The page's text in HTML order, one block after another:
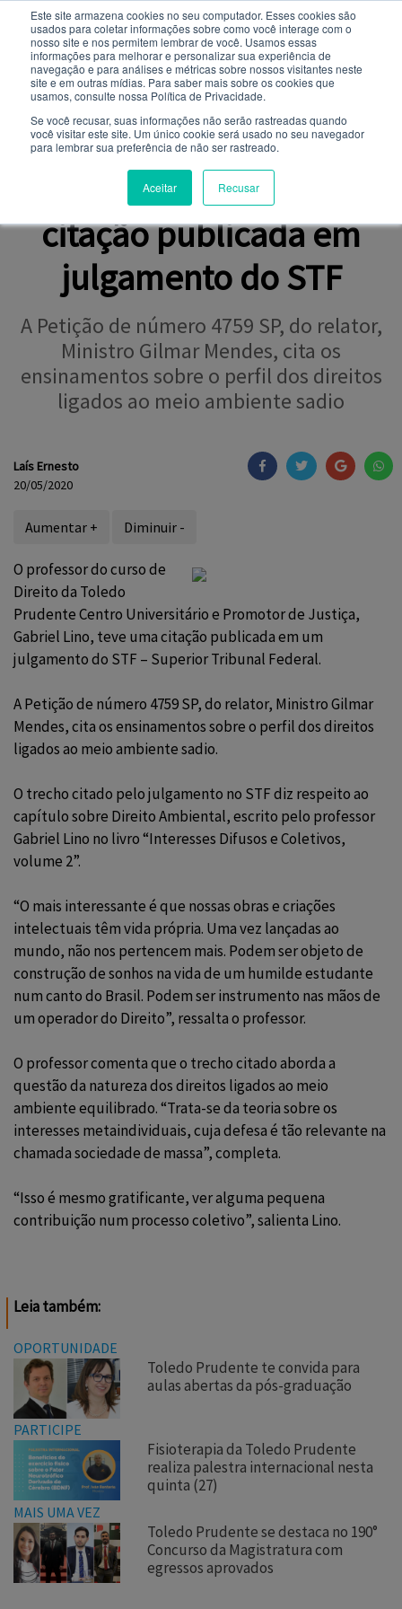
Este site armazena cookies no seu computador. Esses cookies são
usados ​​para coletar informações sobre como você interage com o
nosso site e nos permitem lembrar de você. Usamos essas
informações para melhorar e personalizar sua experiência de
navegação e para análises e métricas sobre nossos visitantes neste
site e em outras mídias. Para saber mais sobre os cookies que
usamos, consulte nossa Política de Privacidade.
Se você recusar, suas informações não serão rastreadas quando
você visitar este site. Um único cookie será usado no seu navegador
para lembrar sua preferência de não ser rastreado.
Aceitar Recusar
NOTÍCIAS
DIREITO AMBIENTAL
Professor da Toledo tem
citação publicada em
julgamento do STF
A Petição de número 4759 SP, do relator,
Ministro Gilmar Mendes, cita os
ensinamentos sobre o perfil dos direitos
ligados ao meio ambiente sadio
Laís Ernesto
20/05/2020
Aumentar + Diminuir -
O professor do curso de
Direito da Toledo
Prudente Centro Universitário e Promotor de Justiça,
Gabriel Lino, teve uma citação publicada em um
julgamento do STF – Superior Tribunal Federal.
A Petição de número 4759 SP, do relator, Ministro Gilmar
Mendes, cita os ensinamentos sobre o perfil dos direitos
ligados ao meio ambiente sadio.
O trecho citado pelo julgamento no STF diz respeito ao
capítulo sobre Direito Ambiental, escrito pelo professor
Gabriel Lino no livro “Interesses Difusos e Coletivos,
volume 2”.
“O mais interessante é que nossas obras e criações
intelectuais têm vida própria. Uma vez lançadas ao
mundo, não nos pertencem mais. Podem ser objeto de
construção de sonhos na vida de um humilde estudante
num canto do Brasil. Podem ser instrumento nas mãos de
um operador do Direito”, ressalta o professor.
O professor comenta que o trecho citado aborda a
questão da natureza dos direitos ligados ao meio
ambiente equilibrado. “Trata-se da teoria sobre os
interesses metaindividuais, cuja defesa é tão relevante na
chamada sociedade de massa”, completa.
“Isso é mesmo gratificante, ver alguma pequena
contribuição num processo coletivo”, salienta Lino.
Leia também:
OPORTUNIDADE
Toledo Prudente te convida para
aulas abertas da pós-graduação
PARTICIPE
Fisioterapia da Toledo Prudente
realiza palestra internacional nesta
quinta (27)
MAIS UMA VEZ
Toledo Prudente se destaca no 190°
Concurso da Magistratura com
egressos aprovados
Você quer receber notificações e não perder nenhuma
notícia importante?